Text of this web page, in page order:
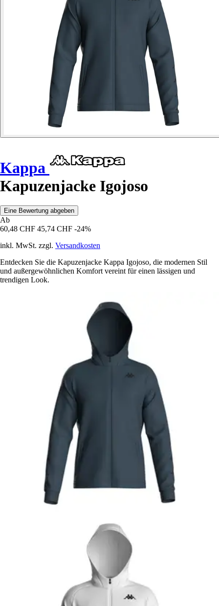
Kappa
Kapuzenjacke Igojoso
Eine Bewertung abgeben
Ab
60,48 CHF 45,74 CHF -24%
inkl. MwSt. zzgl. Versandkosten
Entdecken Sie die Kapuzenjacke Kappa Igojoso, die modernen Stil
und außergewöhnlichen Komfort vereint für einen lässigen und
trendigen Look.